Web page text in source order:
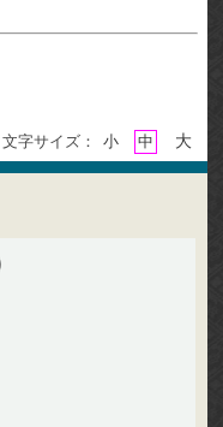
文字サイズ： 小 中 大